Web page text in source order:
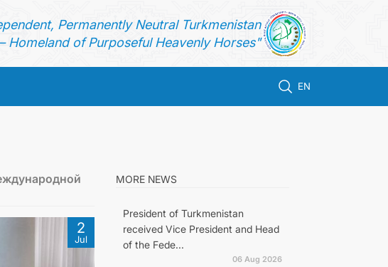
Permanently Neutral Turkmenistan
Homeland of Purposeful Heavenly Horses"
EN
2
Jul
MORE NEWS
President of Turkmenistan
received Vice President and Head
of the Fede...
06 Aug 2026